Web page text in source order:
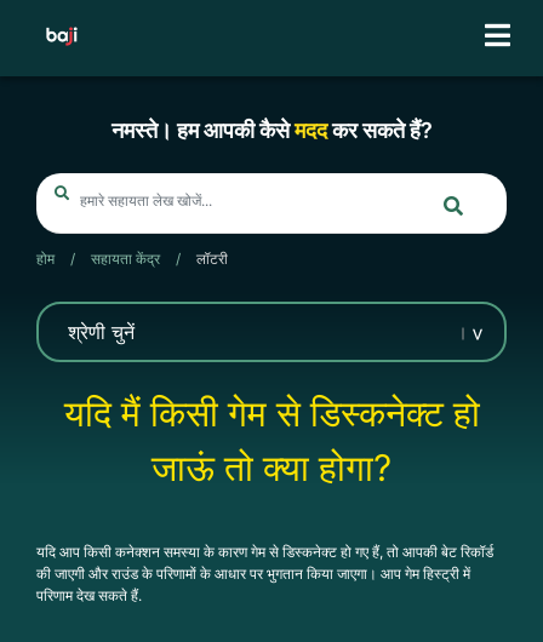
नमस्ते। हम आपकी कैसेमददकर सकते हैं?
होम / सहायता केंद्र / लॉटरी
यदि मैं किसी गेम से डिस्कनेक्ट हो
जाऊं तो क्या होगा?
यदि आप किसी कनेक्शन समस्या के कारण गेम से डिस्कनेक्ट हो गए हैं, तो आपकी बेट रिकॉर्ड
की जाएगी और राउंड के परिणामों के आधार पर भुगतान किया जाएगा। आप गेम हिस्ट्री में
परिणाम देख सकते हैं.